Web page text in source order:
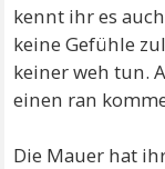
kennt ihr es
keine Gefühle
keiner weh tun.
einen ran
Die Mauer hat